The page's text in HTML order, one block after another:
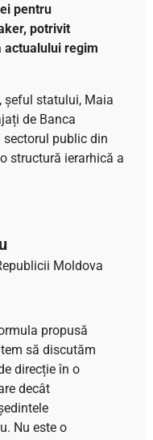
pentru
potrivit
actualului regim
șeful statului, Maia
de Banca
public din
structură ierarhică a
Moldova
propusă
să discutăm
direcție în o
decât
Nu este o